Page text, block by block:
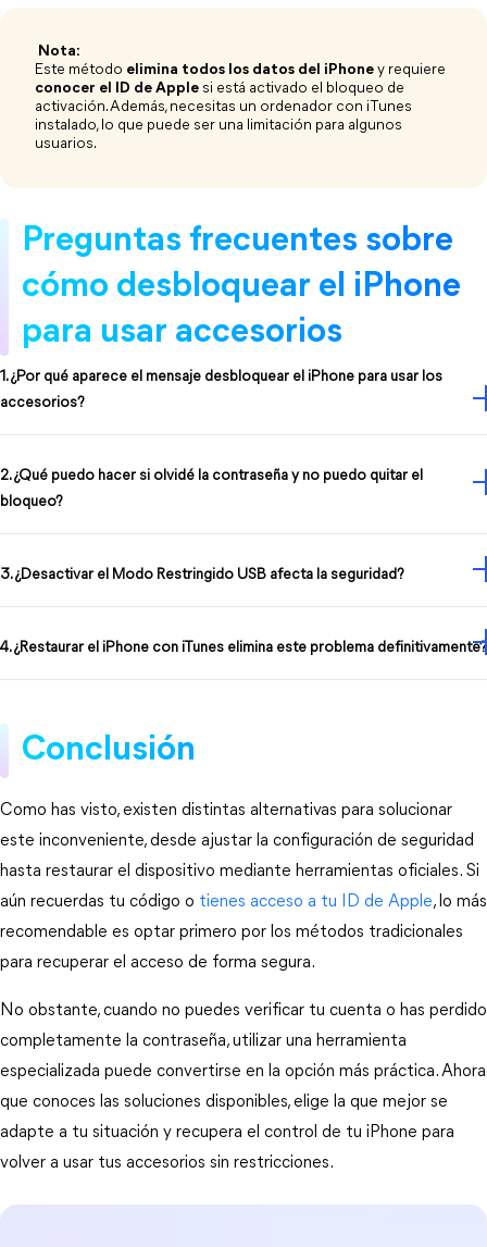
​ Nota: ​
Este método elimina todos los datos del iPhone y requiere
conocer el ID de Apple si está activado el bloqueo de
activación. Además, necesitas un ordenador con iTunes
instalado, lo que puede ser una limitación para algunos
usuarios.
Preguntas frecuentes sobre
cómo desbloquear el iPhone
para usar accesorios
1. ¿Por qué aparece el mensaje desbloquear el iPhone para usar los
accesorios?
2. ¿Qué puedo hacer si olvidé la contraseña y no puedo quitar el
bloqueo?
3. ¿Desactivar el Modo Restringido USB afecta la seguridad?
4. ¿Restaurar el iPhone con iTunes elimina este problema definitivamente?
Conclusión
Como has visto, existen distintas alternativas para solucionar
este inconveniente, desde ajustar la configuración de seguridad
hasta restaurar el dispositivo mediante herramientas oficiales. Si
aún recuerdas tu código o tienes acceso a tu ID de Apple, lo más
recomendable es optar primero por los métodos tradicionales
para recuperar el acceso de forma segura.
No obstante, cuando no puedes verificar tu cuenta o has perdido
completamente la contraseña, utilizar una herramienta
especializada puede convertirse en la opción más práctica. Ahora
que conoces las soluciones disponibles, elige la que mejor se
adapte a tu situación y recupera el control de tu iPhone para
volver a usar tus accesorios sin restricciones.